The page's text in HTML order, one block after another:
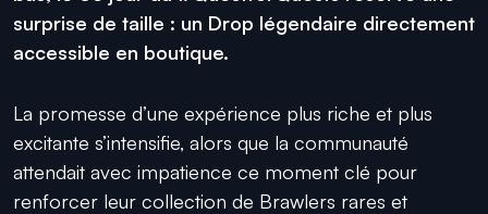
surprise de taille : un Drop légendaire directement
accessible en boutique.
La promesse d’une expérience plus riche et plus
excitante s’intensifie, alors que la communauté
attendait avec impatience ce moment clé pour
renforcer leur collection de Brawlers rares et